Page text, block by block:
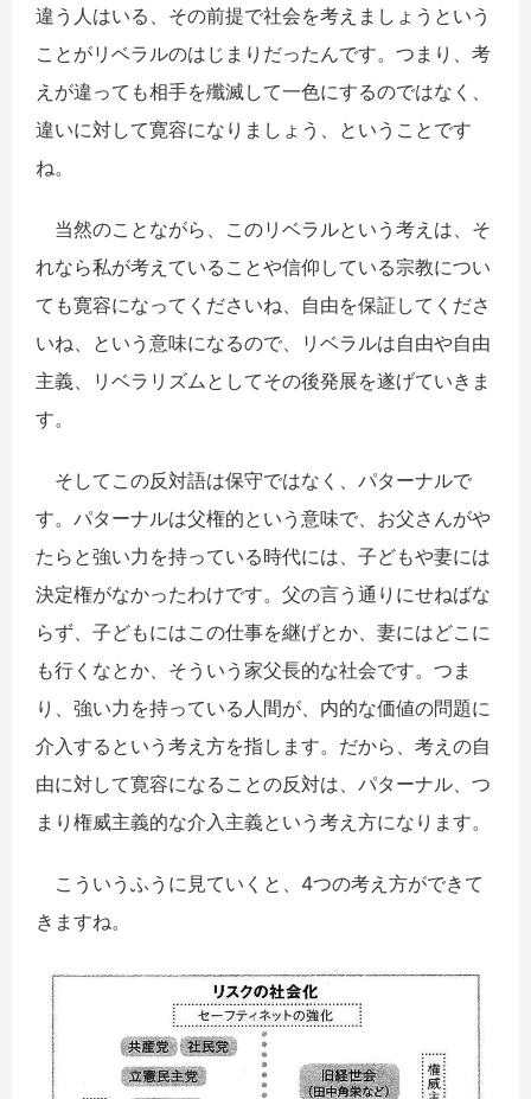
違う人はいる、その前提で社会を考えましょうという
ことがリベラルのはじまりだったんです。つまり、考
えが違っても相手を殲滅して一色にするのではなく、
違いに対して寛容になりましょう、ということです
ね。
当然のことながら、このリベラルという考えは、そ
れなら私が考えていることや信仰している宗教につい
ても寛容になってくださいね、自由を保証してくださ
いね、という意味になるので、リベラルは自由や自由
主義、リベラリズムとしてその後発展を遂げていきま
す。
そしてこの反対語は保守ではなく、パターナルで
す。パターナルは父権的という意味で、お父さんがや
たらと強い力を持っている時代には、子どもや妻には
決定権がなかったわけです。父の言う通りにせねばな
らず、子どもにはこの仕事を継げとか、妻にはどこに
も行くなとか、そういう家父長的な社会です。つま
り、強い力を持っている人間が、内的な価値の問題に
介入するという考え方を指します。だから、考えの自
由に対して寛容になることの反対は、パターナル、つ
まり権威主義的な介入主義という考え方になります。
こういうふうに見ていくと、4つの考え方ができて
きますね。